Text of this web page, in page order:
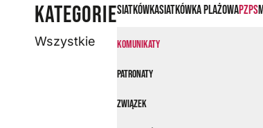
KATEGORIE
Wszystkie
SiatkówkaSiatkówka plażowaPZPS
Komunikaty
Patronaty
Związek